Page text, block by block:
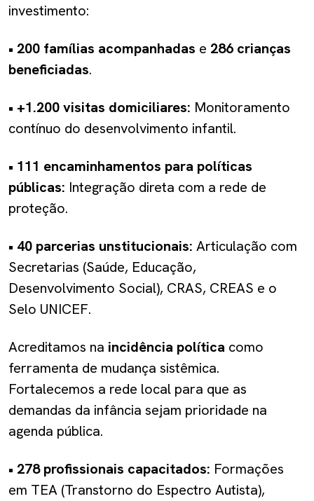
investimento:
• 200 famílias acompanhadas e 286 crianças
beneficiadas.​
• +1.200 visitas domiciliares: Monitoramento
contínuo do desenvolvimento infantil.
• 111 encaminhamentos para políticas
públicas: Integração direta com a rede de
proteção.
• 40 parcerias unstitucionais: Articulação com
Secretarias (Saúde, Educação,
Desenvolvimento Social), CRAS, CREAS e o
Selo UNICEF.
Acreditamos na incidência política como
ferramenta de mudança sistêmica.
Fortalecemos a rede local para que as
demandas da infância sejam prioridade na
agenda pública.
• 278 profissionais capacitados: Formações
em TEA (Transtorno do Espectro Autista),